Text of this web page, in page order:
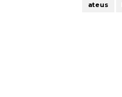
ateus